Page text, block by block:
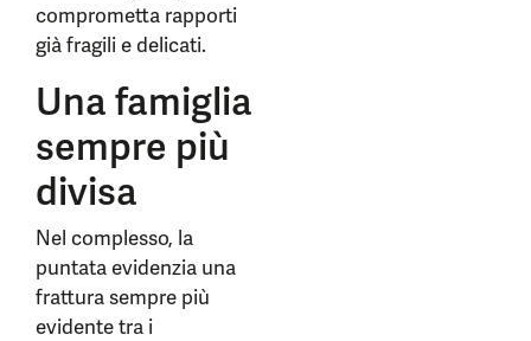
comprometta rapporti
già fragili e delicati.
Una famiglia
sempre più
divisa
Nel complesso, la
puntata evidenzia una
frattura sempre più
evidente tra i